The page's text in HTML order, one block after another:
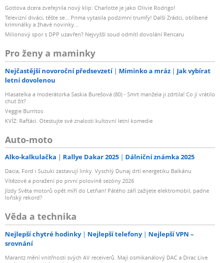
Gottova dcera zveřejnila nový klip: Charlotte je jako Olivie Rodrigo!
Televizní diváci, těšte se... Prima vytasila podzimní trumfy! Další Zrádci, oblíbené
kriminálky a žhavé novinky...
Milionový spor s DPP uzavřen? Nejvyšší soud odmítl dovolání Rencaru
Pro ženy a maminky
Nejčastější novoroční předsevzetí Miminko a mráz
Jak vybírat
letní dovolenou
Hlasatelka a moderátorka Saskia Burešová (80) - Smrt manžela ji zdrtila! Co jí vrátilo
chuť žít?
Veggie Burritos
KVÍZ: Rafťáci. Otestujte své znalosti kultovní letní komedie
Auto-moto
Alko-kalkulačka Rallye Dakar 2025 Dálniční známka 2025
Dacia, Ford i Suzuki zastavují linky. Vyschlý Dunaj drtí energetiku Balkánu
Vítězové a poražení po první polovině sezóny 2026
Jízdy Světa motorů opět míří do Letňan! Pátého září zažijete elektromobil, padne
loňský rekord?
Věda a technika
Nejlepší chytré hodinky Nejlepší telefony
Nejlepší VPN –
srovnání
Marantz mění vnitřnosti svých AV receiverů. Mají osmikanálový DAC a Dirac Live